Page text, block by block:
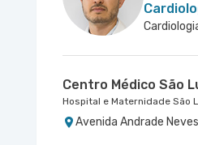
Centro Médico São
Hospital e Maternidade São
Avenida Andrade